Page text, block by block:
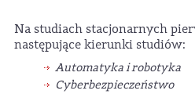
Na studiach stacjonarnych
następujące kierunki studiów:
Automatyka i robotyka
Cyberbezpieczeństwo